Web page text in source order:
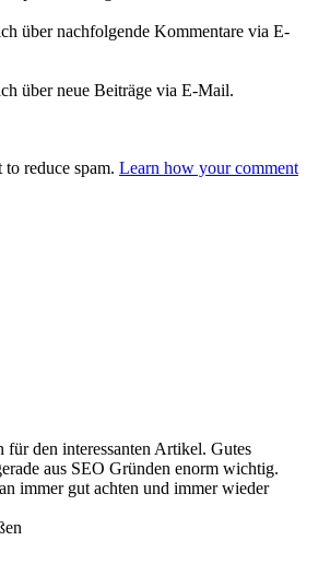
über nachfolgende Kommentare via E-
über neue Beiträge via E-Mail.
reduce spam. Learn how your comment
für den interessanten Artikel. Gutes
aus SEO Gründen enorm wichtig.
immer gut achten und immer wieder